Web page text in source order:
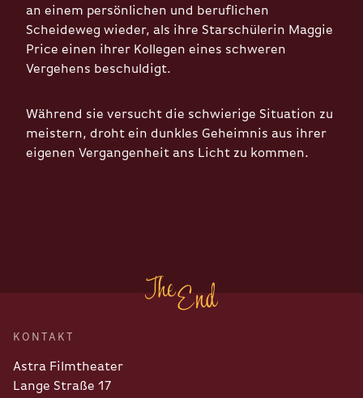
an einem persönlichen und beruflichen
Scheideweg wieder, als ihre Starschülerin Maggie
Price einen ihrer Kollegen eines schweren
Vergehens beschuldigt.
Während sie versucht die schwierige Situation zu
meistern, droht ein dunkles Geheimnis aus ihrer
eigenen Vergangenheit ans Licht zu kommen.
KONTAKT
Astra Filmtheater
Lange Straße 17